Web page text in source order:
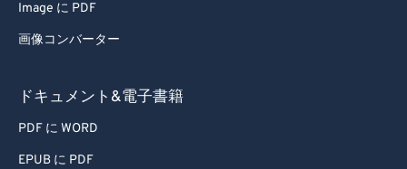
Image に PDF
画像コンバーター
ドキュメント&電子書籍
PDF に WORD
EPUB に PDF